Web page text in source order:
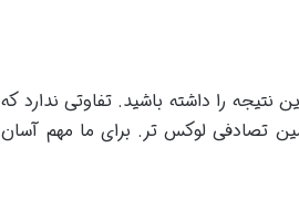
را داشته باشید. تفاوتی ندارد که
تصادفی لوکس تر. برای ما مهم آسان